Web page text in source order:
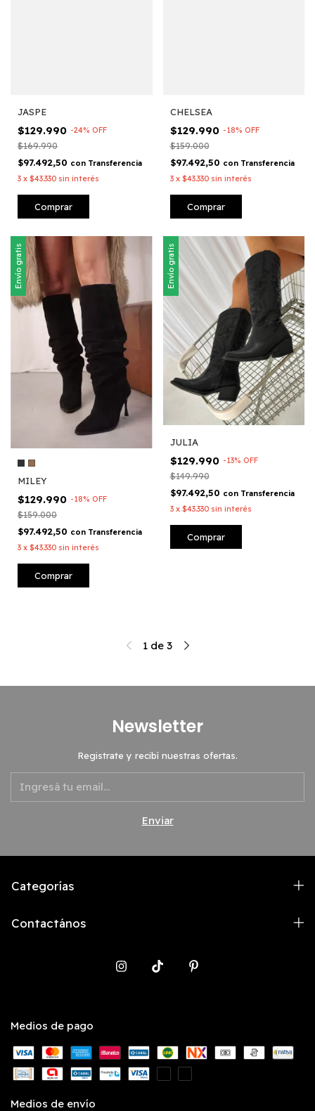
JASPE
$129.990 -24% OFF
$169.990
$97.492,50 con Transferencia
3 x $43.330 sin interés
Comprar
CHELSEA
$129.990 -18% OFF
$159.000
$97.492,50 con Transferencia
3 x $43.330 sin interés
Comprar
Envío gratis
MILEY
$129.990 -18% OFF
$159.000
$97.492,50 con Transferencia
3 x $43.330 sin interés
Comprar
Envío gratis
JULIA
$129.990 -13% OFF
$149.990
$97.492,50 con Transferencia
3 x $43.330 sin interés
Comprar
1 de 3
Newsletter
Registrate y recibí nuestras ofertas.
Categorías
Contactános
Medios de pago
Medios de envío